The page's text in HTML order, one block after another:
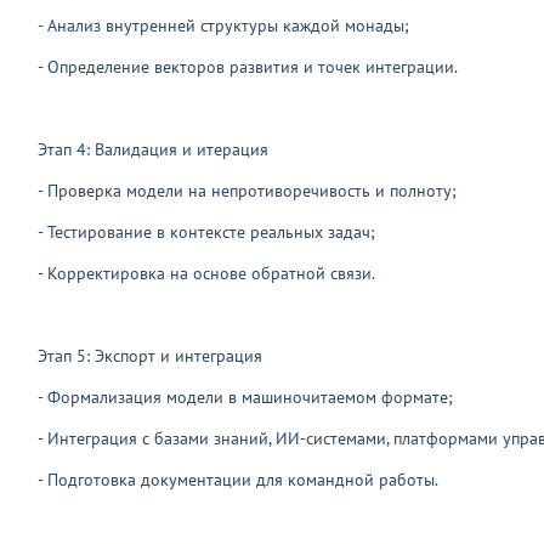
- Анализ внутренней структуры каждой монады;
- Определение векторов развития и точек интеграции.
Этап 4: Валидация и итерация
- Проверка модели на непротиворечивость и полноту;
- Тестирование в контексте реальных задач;
- Корректировка на основе обратной связи.
Этап 5: Экспорт и интеграция
- Формализация модели в машиночитаемом формате;
- Интеграция с базами знаний, ИИ-системами, платформами
- Подготовка документации для командной работы.